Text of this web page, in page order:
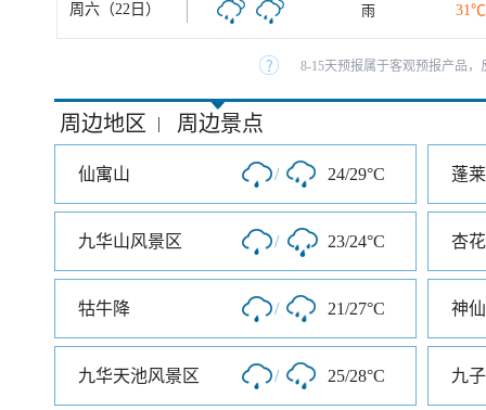
周六（22日） 雨 31℃
8-15天预报属于客观预报产品
周边地区 | 周边景点
仙寓山 / 24/29°C 蓬
九华山风景区 / 23/24°C 杏
牯牛降 / 21/27°C 神
九华天池风景区 / 25/28°C 九